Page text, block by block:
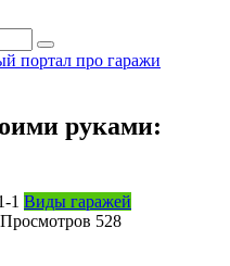
руками:
Виды гаражей
Просмотров 528